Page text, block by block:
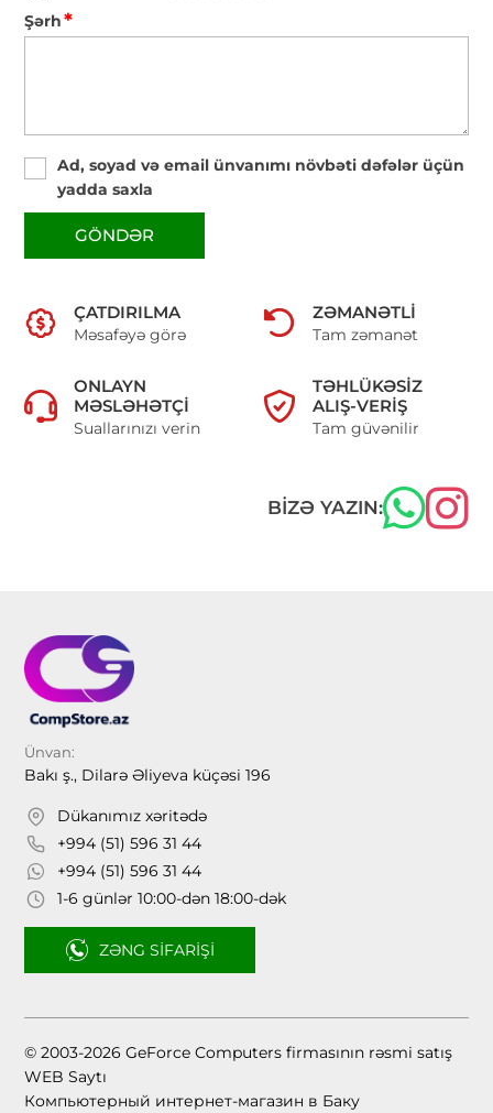
Şərh*
Ad, soyad və email ünvanımı növbəti dəfələr üçün
yadda saxla
GÖNDƏR
ÇATDIRILMA
Məsafəyə görə
ZƏMANƏTLI
Tam zəmanət
ONLAYN
MƏSLƏHƏTÇI
Suallarınızı verin
TƏHLÜKƏSIZ
ALIŞ-VERIŞ
Tam güvənilir
BIZƏ YAZIN:
Ünvan:
Bakı ş., Dilarə Əliyeva küçəsi 196
Dükanımız xəritədə
+994 (51) 596 31 44
+994 (51) 596 31 44
1-6 günlər 10:00-dən 18:00-dək
ZƏNG SIFARIŞI
© 2003-2026 GeForce Computers firmasının rəsmi satış
WEB Saytı
Компьютерный интернет-магазин в Баку